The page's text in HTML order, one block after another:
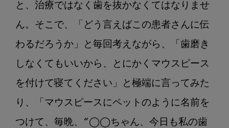
と、治療ではなく歯を抜かなくてはなりませ
ん。そこで、「どう言えばこの患者さんに伝
わるだろうか」と毎回考えながら、「歯磨き
しなくてもいいから、とにかくマウスピース
を付けて寝てください」と極端に言ってみた
り、「マウスピースにペットのように名前を
つけて、毎晩、“◯◯ちゃん、今日も私の歯